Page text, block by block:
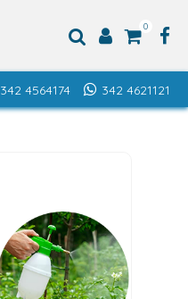
0
342 4621121
342 4564174